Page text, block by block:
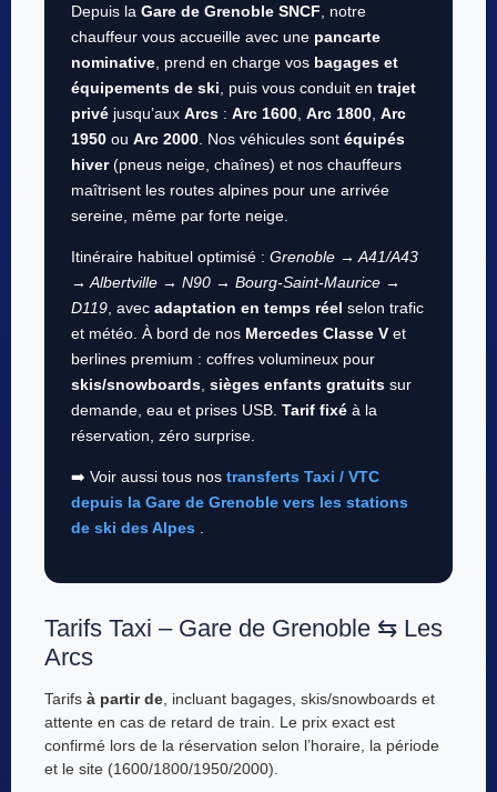
Depuis la Gare de Grenoble SNCF , notre
chauffeur vous accueille avec une pancarte
nominative , prend en charge vos bagages et
équipements de ski , puis vous conduit en trajet
privé jusqu’aux Arcs : Arc 1600 Arc 1800 Arc
1950 ou Arc 2000 . Nos véhicules sont équipés
hiver(pneus neige, chaînes) et nos chauffeurs
maîtrisent les routes alpines pour une arrivée
sereine, même par forte neige.
Itinéraire habituel optimisé : Grenoble → A41/A43
→ Albertville → N90 → Bourg-Saint-Maurice →
D119 , avec adaptation en temps réel selon trafic
et météo. À bord de nos Mercedes Classe V et
berlines premium : coffres volumineux pour
skis/snowboards sièges enfants gratuits sur
demande, eau et prises USB. Tarif fixé à la
réservation, zéro surprise.
➡️ Voir aussi tous nos transferts Taxi / VTC
depuis la Gare de Grenoble vers les stations
de ski des Alpes
Tarifs Taxi – Gare de Grenoble ⇆ Les
Arcs
Tarifs à partir de , incluant bagages, skis/snowboards et
attente en cas de retard de train. Le prix exact est
confirmé lors de la réservation selon l’horaire, la période
et le site (1600/1800/1950/2000).